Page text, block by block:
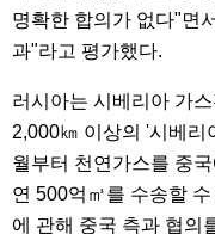
명확한 합의가 없다"면
과"라고 평가했다.
러시아는 시베리아 가
2,000㎞ 이상의 '시베리
월부터 천연가스를 중
연 500억㎥를 수송할
에 관해 중국 측과 협의